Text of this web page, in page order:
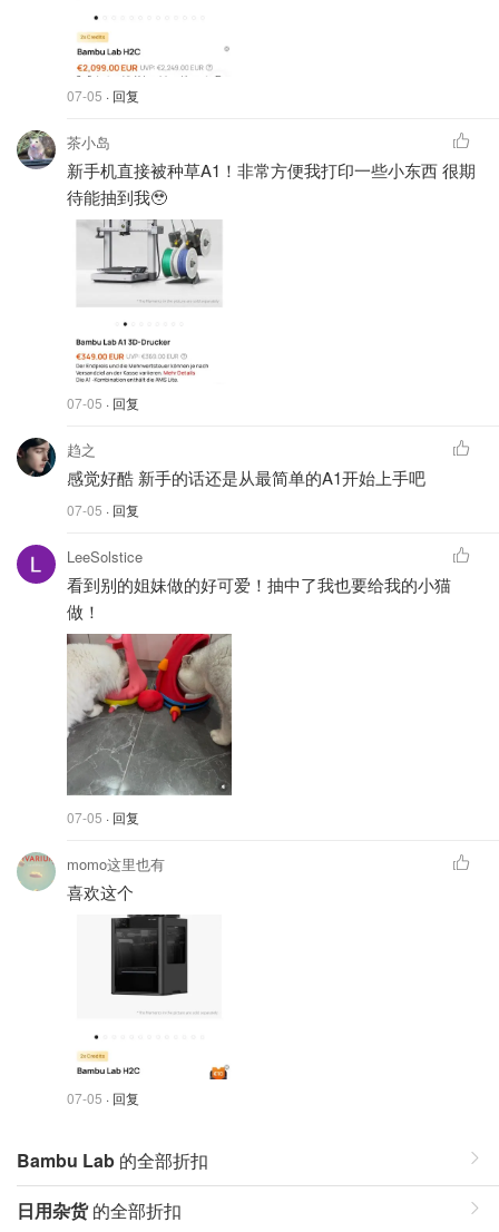
07-05 · 回复
茶小岛
新手机直接被种草A1！非常方便我打印一些小东西 很期
待能抽到我🥹
07-05 · 回复
趋之
感觉好酷 新手的话还是从最简单的A1开始上手吧
07-05 · 回复
LeeSolstice
看到别的姐妹做的好可爱！抽中了我也要给我的小猫
做！
07-05 · 回复
momo这里也有
喜欢这个
07-05 · 回复
Bambu Lab 的全部折扣
日用杂货的全部折扣